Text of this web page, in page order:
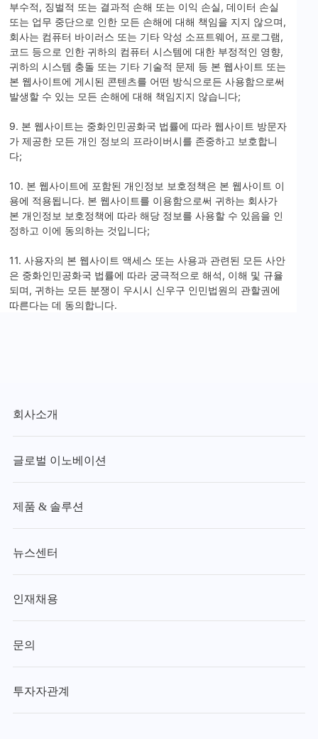
부수적, 징벌적 또는 결과적 손해 또는 이익 손실, 데이터 손실
또는 업무 중단으로 인한 모든 손해에 대해 책임을 지지 않으며,
회사는 컴퓨터 바이러스 또는 기타 악성 소프트웨어, 프로그램,
코드 등으로 인한 귀하의 컴퓨터 시스템에 대한 부정적인 영향,
귀하의 시스템 충돌 또는 기타 기술적 문제 등 본 웹사이트 또는
본 웹사이트에 게시된 콘텐츠를 어떤 방식으로든 사용함으로써
발생할 수 있는 모든 손해에 대해 책임지지 않습니다;
9. 본 웹사이트는 중화인민공화국 법률에 따라 웹사이트 방문자
가 제공한 모든 개인 정보의 프라이버시를 존중하고 보호합니
다;
10. 본 웹사이트에 포함된 개인정보 보호정책은 본 웹사이트 이
용에 적용됩니다. 본 웹사이트를 이용함으로써 귀하는 회사가
본 개인정보 보호정책에 따라 해당 정보를 사용할 수 있음을 인
정하고 이에 동의하는 것입니다;
11. 사용자의 본 웹사이트 액세스 또는 사용과 관련된 모든 사안
은 중화인민공화국 법률에 따라 궁극적으로 해석, 이해 및 규율
되며, 귀하는 모든 분쟁이 우시시 신우구 인민법원의 관할권에
따른다는 데 동의합니다.
회사소개
글로벌 이노베이션
제품 & 솔루션
뉴스센터
인재채용
문의
투자자관계